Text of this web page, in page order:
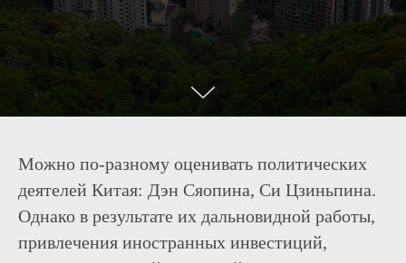
Можно по-разному оценивать политических
деятелей Китая: Дэн Сяопина, Си Цзиньпина.
Однако в результате их дальновидной работы,
привлечения иностранных инвестиций,